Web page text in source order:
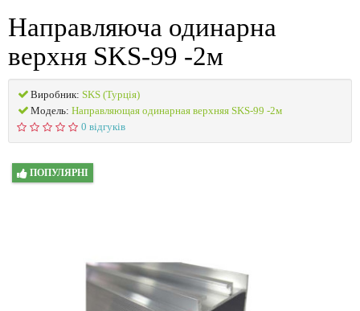
Направляюча одинарна
верхня SKS-99 -2м
Виробник: SKS (Турція)
Модель: Направляющая одинарная верхняя SKS-99 -2м
0 відгуків
ПОПУЛЯРНІ